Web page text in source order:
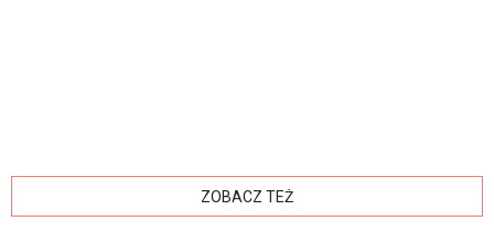
ZOBACZ TEŻ